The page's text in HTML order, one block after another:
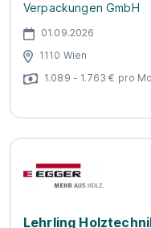
Verpackungen GmbH
01.09.2026
1110 Wien
1.089 - 1.763 € pro
Lehrling